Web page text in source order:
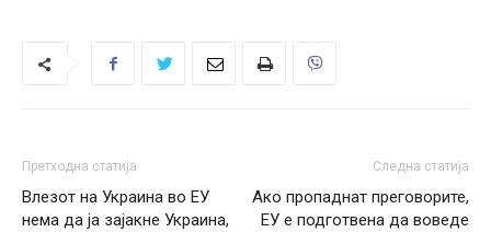
Претходна статија
Влезот на Украина во ЕУ
нема да ја зајакне Украина,
Следна статија
Aко пропаднат преговорите,
ЕУ e подготвена да воведе